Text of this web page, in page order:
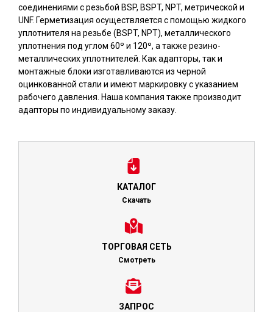
соединениями с резьбой BSP, BSPT, NPT, метрической и
UNF. Герметизация осуществляется с помощью жидкого
уплотнителя на резьбе (BSPT, NPT), металлического
уплотнения под углом 60º и 120º, а также резино-
металлических уплотнителей. Как адапторы, так и
монтажные блоки изготавливаются из черной
оцинкованной стали и имеют маркировку с указанием
рабочего давления. Наша компания также производит
адапторы по индивидуальному заказу.
КАТАЛОГ
Скачать
ТОРГОВАЯ СЕТЬ
Смотреть
ЗАПРОС